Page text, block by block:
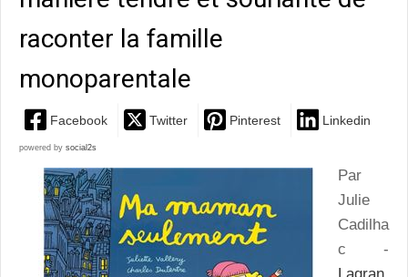
raconter la famille
monoparentale
Facebook Twitter Pinterest Linkedin
powered by social2s
Par
Julie
Cadilha
c -
Lagran